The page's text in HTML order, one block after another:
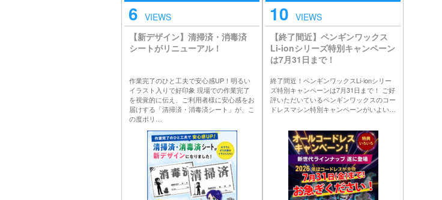
6 VIEWS
【新デザイン】清掃済・消毒済
シートがリニューアル！
作業完了のひと工夫で安心感UP！明るい
イラスト入りで好印象 現場での作業完了
を視覚的に伝え、ご利用者様に安心感をお
届けする「清掃済・消毒済シート」が、こ
の度ポリ…
10 VIEWS
【終了間近】ペンギンワックス
Li-ionシリーズ特別キャンペーン
は7月31日まで！
終了間近！ペンギンワックスLi-ionシリー
ズ特別キャンペーンは7月31日まで！ ご好
評いただいているペンギンワックスのコー
ドレスマシン特別キャンペーンがいよい…